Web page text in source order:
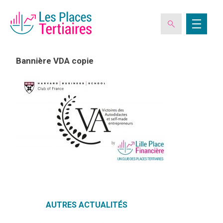
L’ASSOCIATION
LES CLUBS DES PLACES TERTIAIRES
EVÉNEMENTS
Bannière VDA copie
AUTRES ACTUALITÉS